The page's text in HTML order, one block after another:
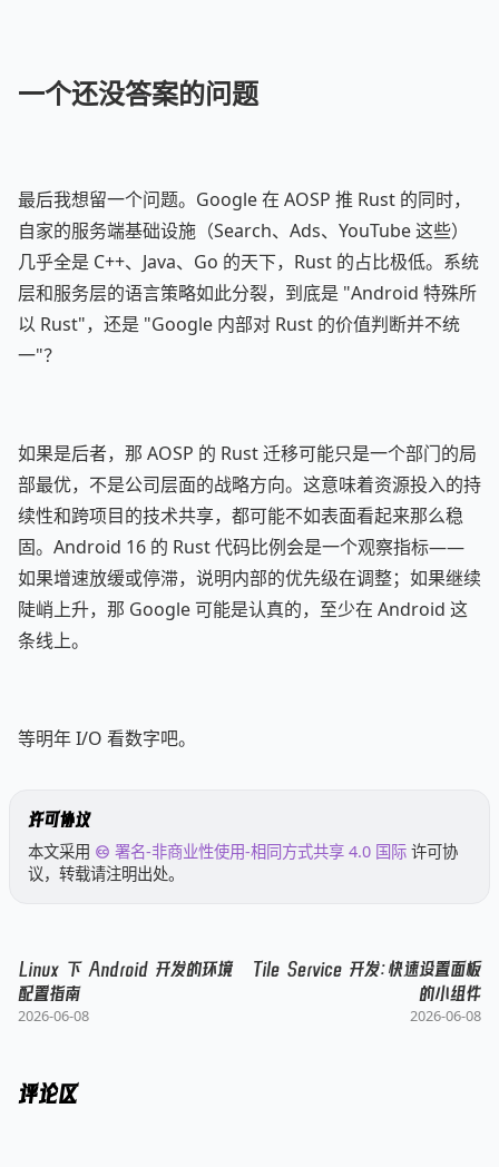
一个还没答案的问题
最后我想留一个问题。Google 在 AOSP 推 Rust 的同时，
自家的服务端基础设施（Search、Ads、YouTube 这些）
几乎全是 C++、Java、Go 的天下，Rust 的占比极低。系统
层和服务层的语言策略如此分裂，到底是 "Android 特殊所
以 Rust"，还是 "Google 内部对 Rust 的价值判断并不统
一"？
如果是后者，那 AOSP 的 Rust 迁移可能只是一个部门的局
部最优，不是公司层面的战略方向。这意味着资源投入的持
续性和跨项目的技术共享，都可能不如表面看起来那么稳
固。Android 16 的 Rust 代码比例会是一个观察指标——
如果增速放缓或停滞，说明内部的优先级在调整；如果继续
陡峭上升，那 Google 可能是认真的，至少在 Android 这
条线上。
等明年 I/O 看数字吧。
许可协议
本文采用 署名-非商业性使用-相同方式共享 4.0 国际 许可协
议，转载请注明出处。
Linux 下 Android 开发的环境
配置指南
2026-06-08
Tile Service 开发：快速设置面板
的小组件
2026-06-08
评论区